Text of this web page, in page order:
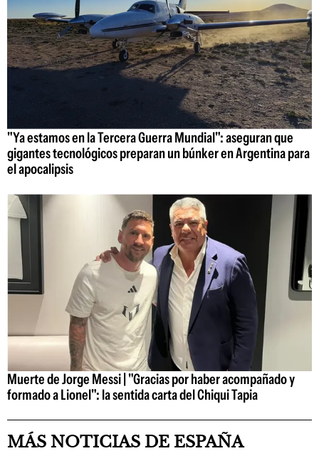
"Ya estamos en la Tercera Guerra Mundial": aseguran que
gigantes tecnológicos preparan un búnker en Argentina para
el apocalipsis
Muerte de Jorge Messi | "Gracias por haber acompañado y
formado a Lionel": la sentida carta del Chiqui Tapia
MÁS NOTICIAS DE ESPAÑA